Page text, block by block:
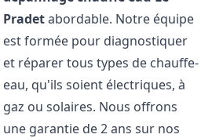
Pradetabordable. Notre équipe
est formée pour diagnostiquer
et réparer tous types de chauffe-
eau, qu'ils soient électriques, à
gaz ou solaires. Nous offrons
une garantie de 2 ans sur nos